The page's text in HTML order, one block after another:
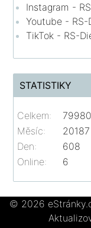
Instagram -
Youtube - RS-
TikTok - RS-
STATISTIKY
Online: 6
Celkem:
Měsíc:
20187
Den:
608
© 2026